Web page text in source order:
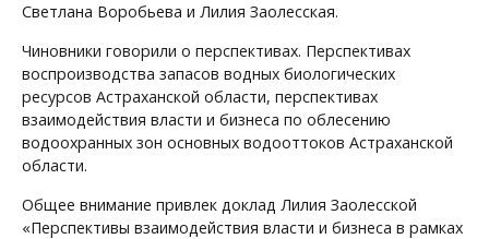
Светлана Воробьева и Лилия Заолесская.
Чиновники говорили о перспективах. Перспективах
воспроизводства запасов водных биологических
ресурсов Астраханской области, перспективах
взаимодействия власти и бизнеса по облесению
водоохранных зон основных водооттоков Астраханской
области.
Общее внимание привлек доклад Лилия Заолесской
«Перспективы взаимодействия власти и бизнеса в рамках